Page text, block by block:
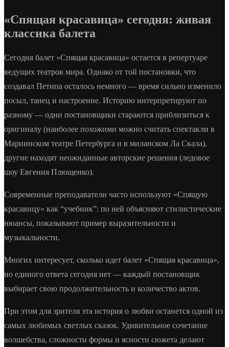
«Спящая красавица» сегодня: живая
классика балета
Сегодня балет «Спящая красавица» остается в репертуаре
ведущих театров мира. Однако от той постановки, что
создавал Петипа осталось немного — время сильно изменило
посыл, танец и настроение. Историю интерпретируют по
разному — одни постановщики стараются приблизиться к
оригиналу (наиболее похожими можно считать спектакли в
Мариинском театре Петербурга и в миланском Ла Скала),
другие находят неожиданные авторские решения (ледовое
шоу Евгения Плющенко).
Современные преподаватели часто используют «Спящую
красавицу» как “учебник”: по ней объясняют стилистические
нюансы, показывают пример выразительности и
музыкальности.
Многих интересует, сколько идет балет «Спящая красавица»,
но единого ответа сегодня нет — каждый постановщик
выбирает свою продолжительность и количество актов.
При этом для зрителя эта история о любви останется одной из
самых любимых светлых сказок. Удивительное сочетание
волшебства, сложности формы и ясности сюжета делают